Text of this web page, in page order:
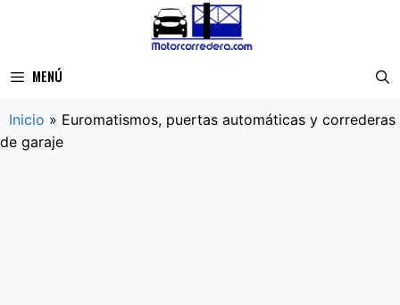
MENÚ
Inicio » Euromatismos, puertas automáticas y correderas
de garaje